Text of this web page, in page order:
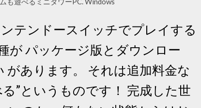
テンドースイッチでプレイする
が パッケージ版とダウンロー
があります。 それは追加料金な
”というものです！ 完成した世